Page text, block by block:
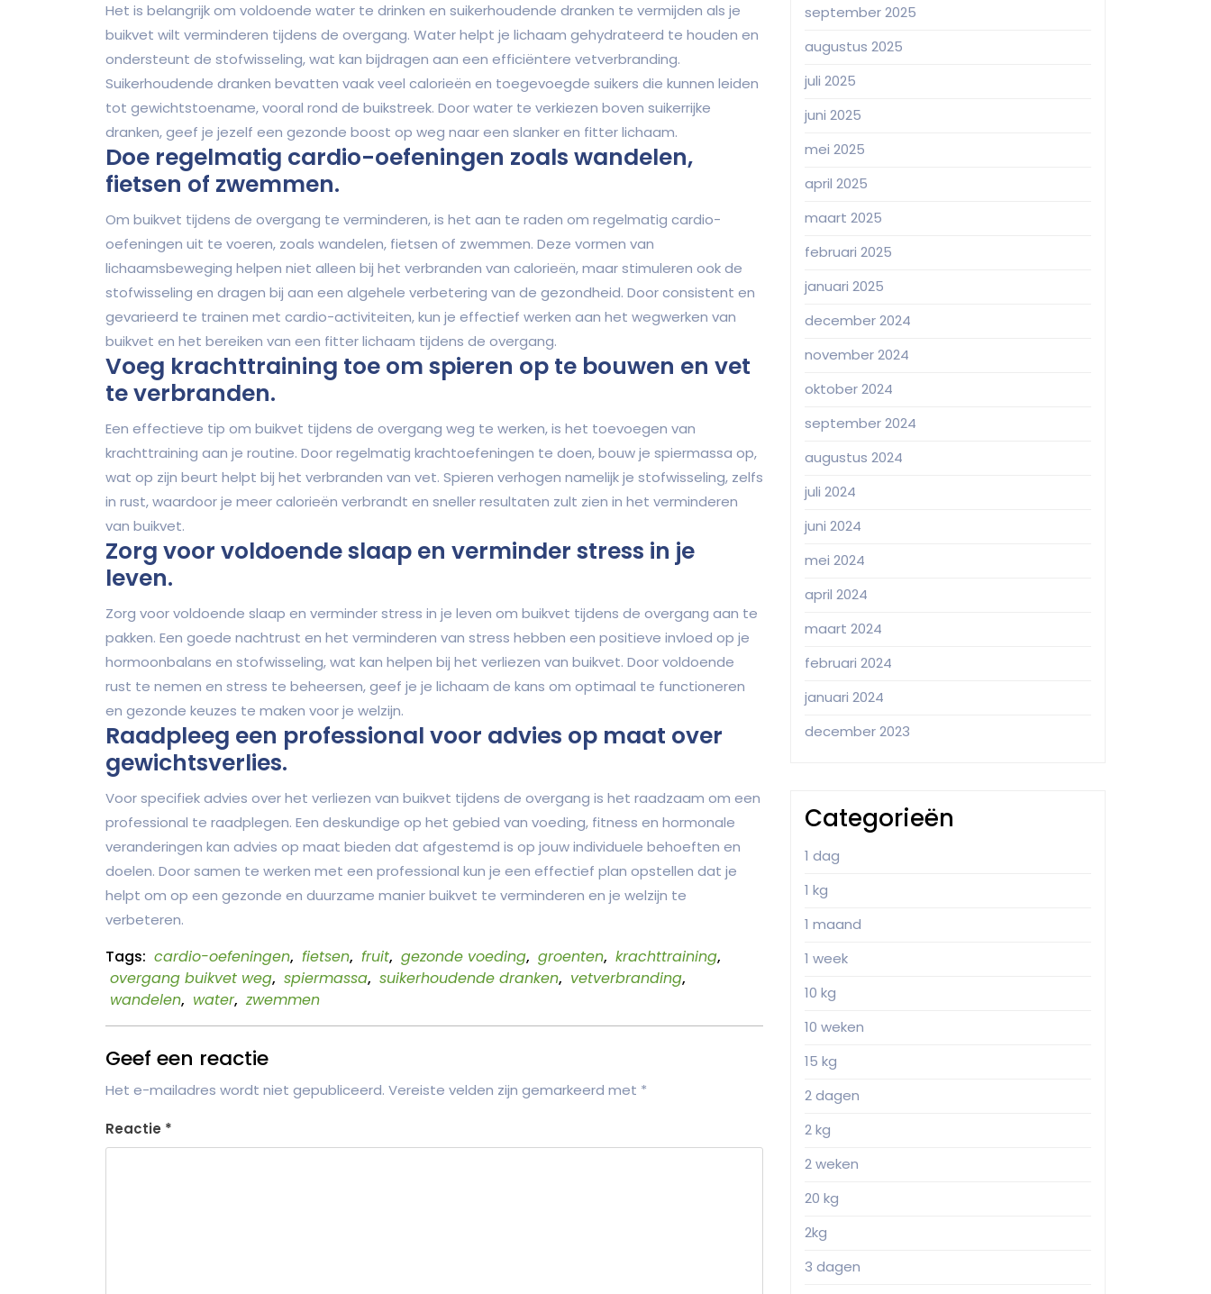
Het is belangrijk om voldoende water te drinken en suikerhoudende dranken te vermijden als je
buikvet wilt verminderen tijdens de overgang. Water helpt je lichaam gehydrateerd te houden en
ondersteunt de stofwisseling, wat kan bijdragen aan een efficiëntere vetverbranding.
Suikerhoudende dranken bevatten vaak veel calorieën en toegevoegde suikers die kunnen leiden
tot gewichtstoename, vooral rond de buikstreek. Door water te verkiezen boven suikerrijke
dranken, geef je jezelf een gezonde boost op weg naar een slanker en fitter lichaam.
Doe regelmatig cardio-oefeningen zoals wandelen,
fietsen of zwemmen.
Om buikvet tijdens de overgang te verminderen, is het aan te raden om regelmatig cardio-
oefeningen uit te voeren, zoals wandelen, fietsen of zwemmen. Deze vormen van
lichaamsbeweging helpen niet alleen bij het verbranden van calorieën, maar stimuleren ook de
stofwisseling en dragen bij aan een algehele verbetering van de gezondheid. Door consistent en
gevarieerd te trainen met cardio-activiteiten, kun je effectief werken aan het wegwerken van
buikvet en het bereiken van een fitter lichaam tijdens de overgang.
Voeg krachttraining toe om spieren op te bouwen en vet
te verbranden.
Een effectieve tip om buikvet tijdens de overgang weg te werken, is het toevoegen van
krachttraining aan je routine. Door regelmatig krachtoefeningen te doen, bouw je spiermassa op,
wat op zijn beurt helpt bij het verbranden van vet. Spieren verhogen namelijk je stofwisseling, zelfs
in rust, waardoor je meer calorieën verbrandt en sneller resultaten zult zien in het verminderen
van buikvet.
Zorg voor voldoende slaap en verminder stress in je
leven.
Zorg voor voldoende slaap en verminder stress in je leven om buikvet tijdens de overgang aan te
pakken. Een goede nachtrust en het verminderen van stress hebben een positieve invloed op je
hormoonbalans en stofwisseling, wat kan helpen bij het verliezen van buikvet. Door voldoende
rust te nemen en stress te beheersen, geef je je lichaam de kans om optimaal te functioneren
en gezonde keuzes te maken voor je welzijn.
Raadpleeg een professional voor advies op maat over
gewichtsverlies.
Voor specifiek advies over het verliezen van buikvet tijdens de overgang is het raadzaam om een
professional te raadplegen. Een deskundige op het gebied van voeding, fitness en hormonale
veranderingen kan advies op maat bieden dat afgestemd is op jouw individuele behoeften en
doelen. Door samen te werken met een professional kun je een effectief plan opstellen dat je
helpt om op een gezonde en duurzame manier buikvet te verminderen en je welzijn te
verbeteren.
Tags: cardio-oefeningen, fietsen, fruit, gezonde voeding, groenten, krachttraining,
overgang buikvet weg, spiermassa, suikerhoudende dranken, vetverbranding,
wandelen, water, zwemmen
Geef een reactie
Het e-mailadres wordt niet gepubliceerd. Vereiste velden zijn gemarkeerd met *
Reactie *
september 2025
augustus 2025
juli 2025
juni 2025
mei 2025
april 2025
maart 2025
februari 2025
januari 2025
december 2024
november 2024
oktober 2024
september 2024
augustus 2024
juli 2024
juni 2024
mei 2024
april 2024
maart 2024
februari 2024
januari 2024
december 2023
Categorieën
1 dag
1 kg
1 maand
1 week
10 kg
10 weken
15 kg
2 dagen
2 kg
2 weken
20 kg
2kg
3 dagen